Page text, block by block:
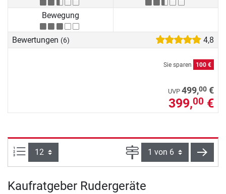
Bewegung
Bewertungen (6) 4,8
Sie sparen 100 €
UVP 499,00 €
399,00 €
Artikel pro Seite: Seite
Kaufratgeber Rudergeräte